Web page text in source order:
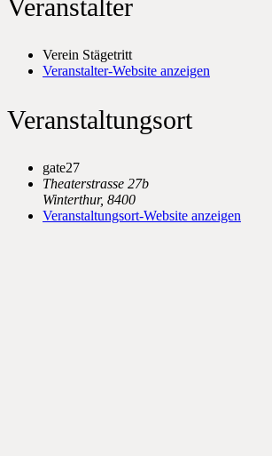
Veranstalter
Verein Stägetritt
Veranstalter-Website anzeigen
Veranstaltungsort
gate27
Theaterstrasse 27b
Winterthur, 8400
Veranstaltungsort-Website anzeigen